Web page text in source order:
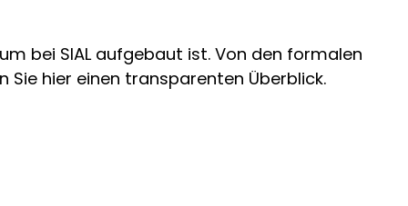
die Macht im Management,
bei SIAL aufgebaut ist. Von den formalen
hier einen transparenten Überblick.